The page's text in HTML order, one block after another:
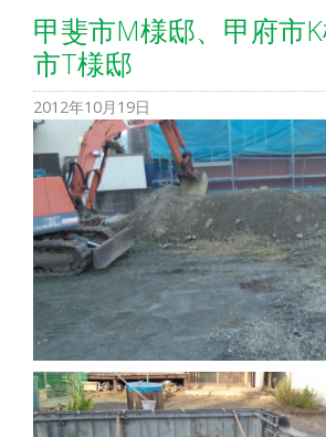
甲斐市M様邸、甲府市
市T様邸
2012年10月19日